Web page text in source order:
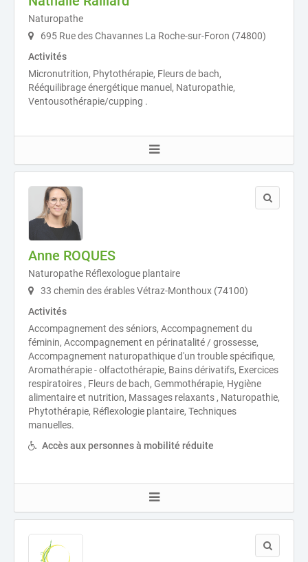
Naturopathe
695 Rue des Chavannes La Roche-sur-Foron (74800)
Activités
Micronutrition, Phytothérapie, Fleurs de bach,
Rééquilibrage énergétique manuel, Naturopathie,
Ventousothérapie/cupping .
Anne ROQUES
Naturopathe Réflexologue plantaire
33 chemin des érables Vétraz-Monthoux (74100)
Activités
Accompagnement des séniors, Accompagnement du
féminin, Accompagnement en périnatalité / grossesse,
Accompagnement naturopathique d'un trouble spécifique,
Aromathérapie - olfactothérapie, Bains dérivatifs, Exercices
respiratoires , Fleurs de bach, Gemmothérapie, Hygiène
alimentaire et nutrition, Massages relaxants , Naturopathie,
Phytothérapie, Réflexologie plantaire, Techniques
manuelles.
Accès aux personnes à mobilité réduite